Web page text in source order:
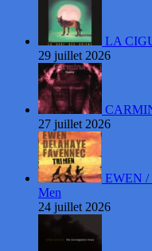
LA
29 juillet 2026
27 juillet 2026
EWEN
Men
24 juillet 2026